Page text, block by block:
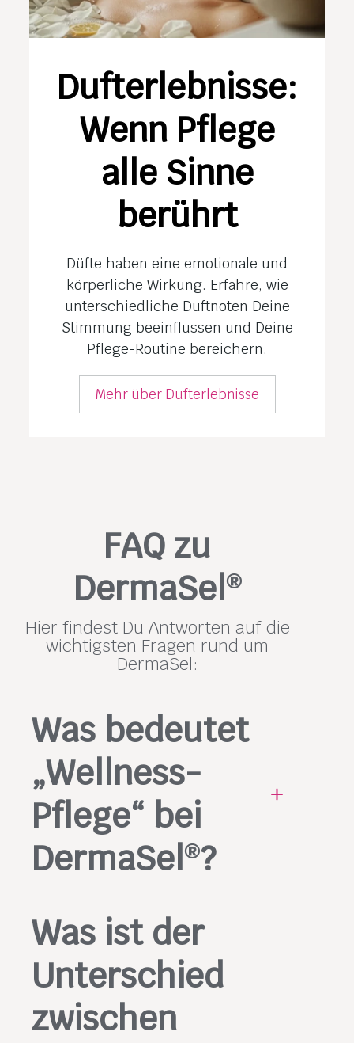
Dufterlebnisse:
Wenn Pflege
alle Sinne
berührt
Düfte haben eine emotionale und
körperliche Wirkung. Erfahre, wie
unterschiedliche Duftnoten Deine
Stimmung beeinflussen und Deine
Pflege-Routine bereichern.
Mehr über Dufterlebnisse
FAQ zu
DermaSel®
Hier findest Du Antworten auf die
wichtigsten Fragen rund um
DermaSel:
Was bedeutet
„Wellness-
Pflege“ bei
DermaSel ®?
TOTES MEER Mineralien mit
ausgewählten Duftessenzen und
Naturextrakten, um ganzheitliche
Wellness-Momente zu schaffen: gut
für Deine Haut, gut für Deine Seele.
Was ist der
Unterschied
zwischen